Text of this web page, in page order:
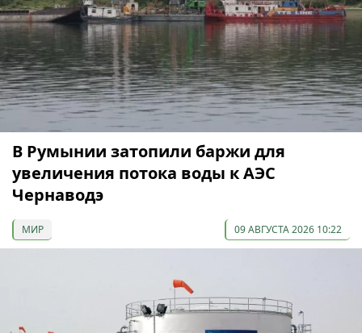
В Румынии затопили баржи для
увеличения потока воды к АЭС
Чернаводэ
МИР 09 АВГУСТА 2026 10:22